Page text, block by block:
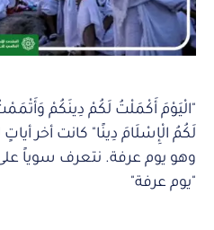
"الْيَوْمَ أَكْمَلْتُ لَكُمْ دِينَكُمْ
لَكُمُ الْإِسْلَامَ دِينًا" كانت أخر
وهو يوم عرفة. نتعرف سوياً
"يوم عرفة"